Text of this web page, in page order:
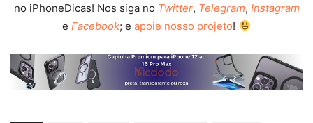
no iPhoneDicas! Nos siga no Twitter, Telegram, Instagram
eFacebook; eapoie nosso projeto!